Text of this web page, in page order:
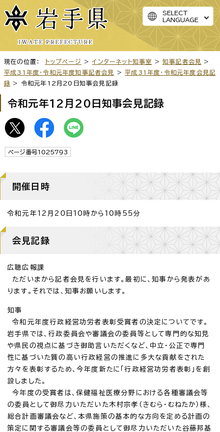
SELECT
LANGUAGE
現在の位置： トップページ >インターネット知事室 >知事記者会見
>
平成31年度・令和元年度知事記者会見
>平成31年度・令和元年度会見記
録 > 令和元年12月20日知事会見記録
令和元年12月20日知事会見記録
ページ番号1025793
開催日時
令和元年12月20日10時から10時55分
会見記録
広聴広報課
ただいまから記者会見を行います。最初に、知事から発表があ
ります。それでは、知事お願いします。
知事
令和元年度行政経営功労者表彰受賞者の決定についてです。
岩手県では、行政委員会や審議会の委員等として専門的な知見
や県民の視点に基づき御助言いただくなど、中立・公正で専門
性に基づいた質の高い行政経営の推進に多大な貢献をされた
方々を表彰するため、今年度新たに「行政経営功労者表彰」を創
設しました。
今年度の受賞者は、保健福祉医療分野における各種審議会等
の委員として御尽力いただいた木村宗孝（きむら・むねたか）様、
総合計画審議会など、本県施策の基本的な方向を定める計画の
策定に関する審議会等の委員として御尽力いただいた谷藤邦基